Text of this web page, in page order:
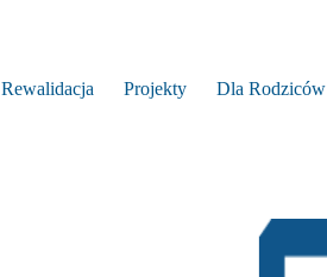
Rewalidacja Projekty Dla Rodziców